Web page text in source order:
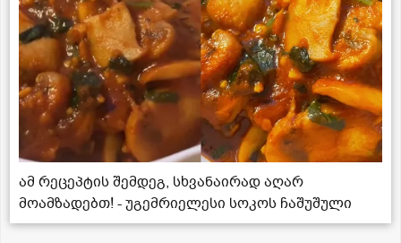
ამ რეცეპტის შემდეგ, სხვანაირად აღარ
მოამზადებთ! - უგემრიელესი სოკოს ჩაშუშული